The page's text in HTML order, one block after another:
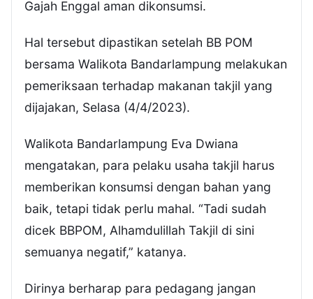
Gajah Enggal aman dikonsumsi.
Hal tersebut dipastikan setelah BB POM
bersama Walikota Bandarlampung melakukan
pemeriksaan terhadap makanan takjil yang
dijajakan, Selasa (4/4/2023).
Walikota Bandarlampung Eva Dwiana
mengatakan, para pelaku usaha takjil harus
memberikan konsumsi dengan bahan yang
baik, tetapi tidak perlu mahal. “Tadi sudah
dicek BBPOM, Alhamdulillah Takjil di sini
semuanya negatif,” katanya.
Dirinya berharap para pedagang jangan